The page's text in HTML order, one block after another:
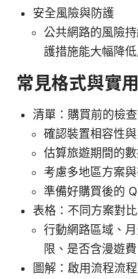
安全風險與防護
公共網路的風險
護措施能大幅降
常見格式與實
清單：購買前的檢
確認裝置相容性
估算旅遊期間的
考慮多地區方案
準備好購買後的
表格：不同方案對比
行動網路區域、
限、是否含漫遊費
圖解：啟用流程流